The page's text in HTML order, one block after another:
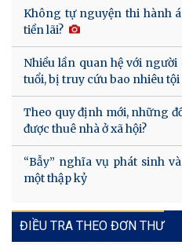
Không tự nguyện thi hành
tiền lãi?
Nhiều lần quan hệ với người
tuổi, bị truy cứu bao nhiêu tội
Theo quy định mới, những
được thuê nhà ở xã hội?
“Bẫy” nghĩa vụ phát sinh
một thập kỷ
ĐIỀU TRA THEO ĐƠN THƯ